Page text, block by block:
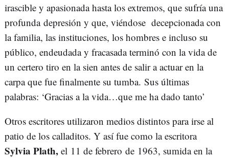
irascible y apasionada hasta los extremos, que sufría una
profunda depresión y que, viéndose decepcionada con
la familia, las instituciones, los hombres e incluso su
público, endeudada y fracasada terminó con la vida de
un certero tiro en la sien antes de salir a actuar en la
carpa que fue finalmente su tumba. Sus últimas
palabras: ‘Gracias a la vida…que me ha dado tanto’
Otros escritores utilizaron medios distintos para irse al
patio de los calladitos. Y así fue como la escritora
Sylvia Plath, el 11 de febrero de 1963, sumida en la